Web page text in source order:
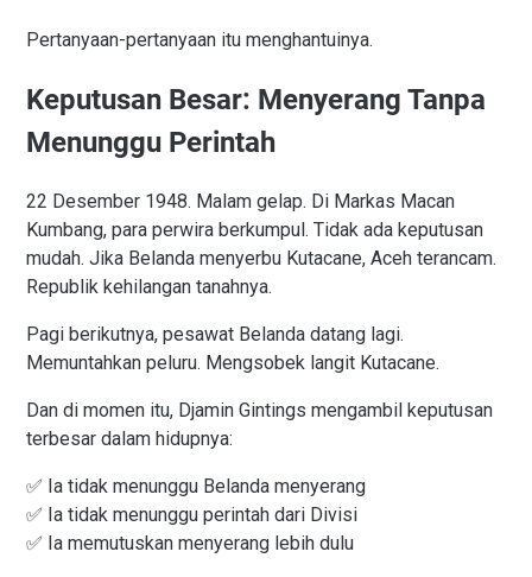
Pertanyaan-pertanyaan itu menghantuinya.
Keputusan Besar: Menyerang Tanpa
Menunggu Perintah
22 Desember 1948. Malam gelap. Di Markas Macan
Kumbang, para perwira berkumpul. Tidak ada keputusan
mudah. Jika Belanda menyerbu Kutacane, Aceh terancam.
Republik kehilangan tanahnya.
Pagi berikutnya, pesawat Belanda datang lagi.
Memuntahkan peluru. Mengsobek langit Kutacane.
Dan di momen itu, Djamin Gintings mengambil keputusan
terbesar dalam hidupnya:
✅ Ia tidak menunggu Belanda menyerang
✅ Ia tidak menunggu perintah dari Divisi
✅ Ia memutuskan menyerang lebih dulu